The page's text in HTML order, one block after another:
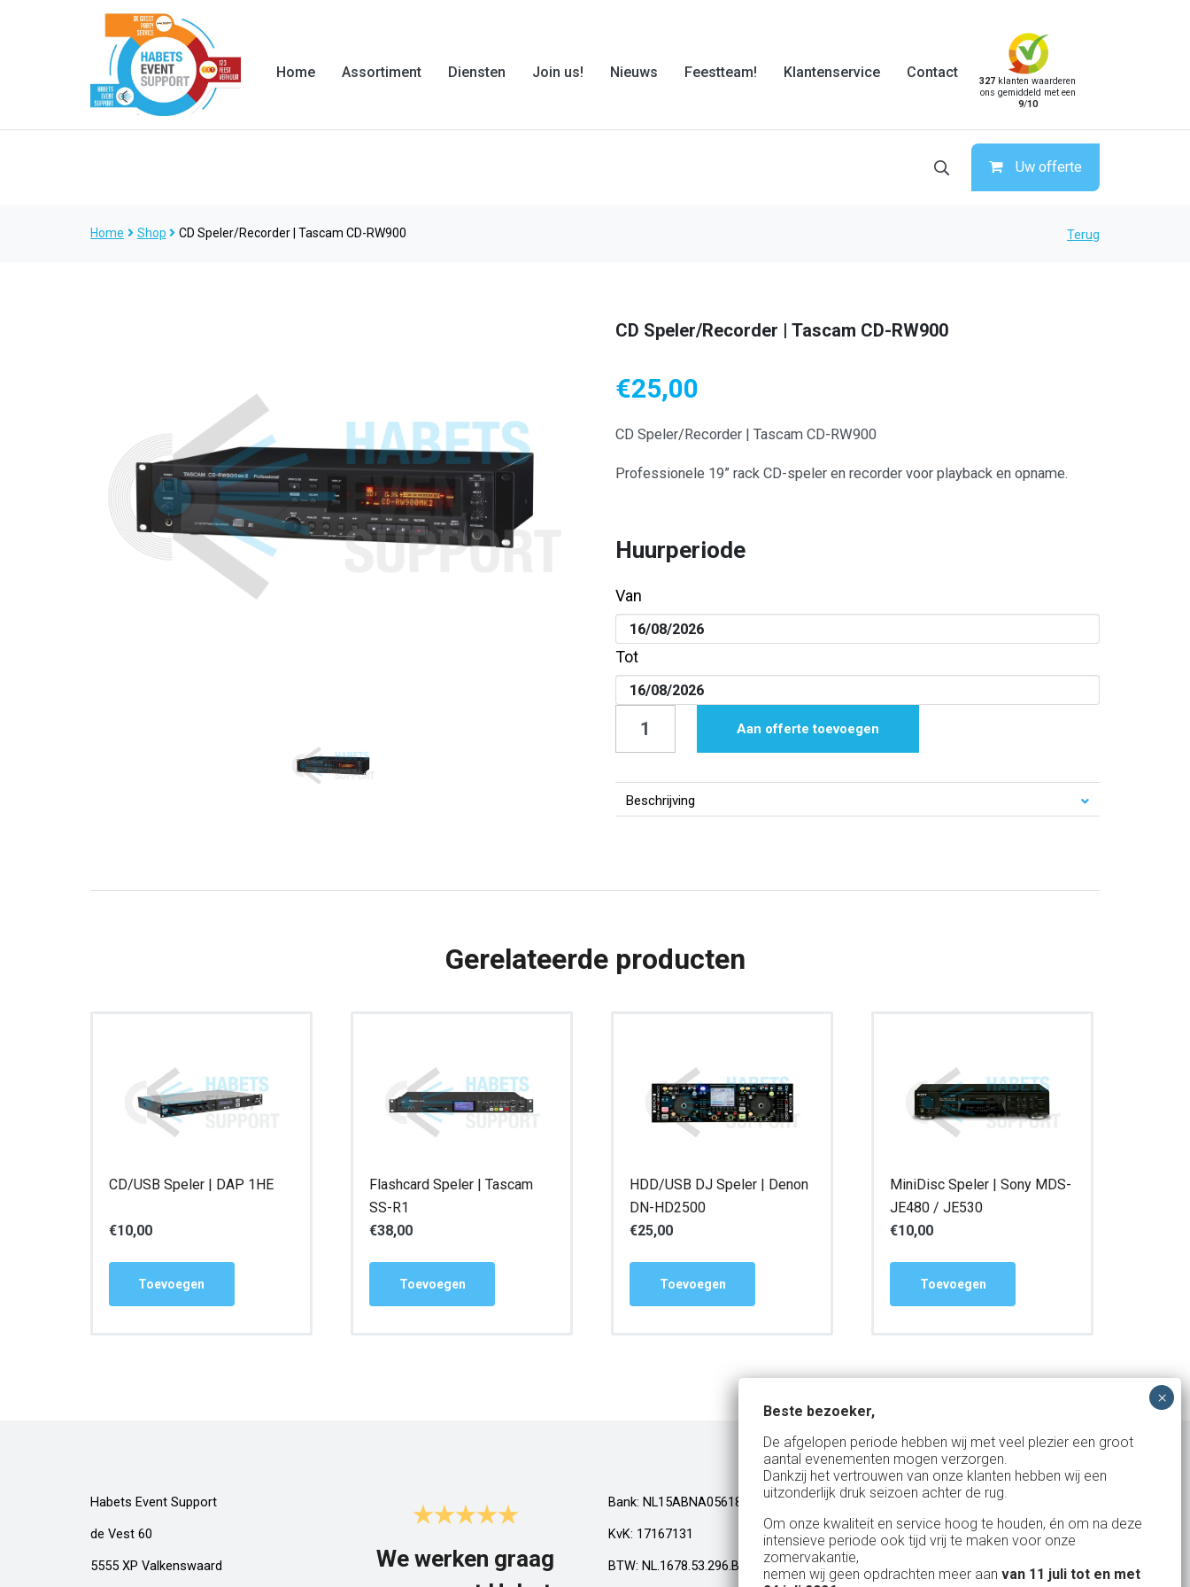
Home Assortiment Diensten Join us! Nieuws Feestteam! Klantenservice Contact
327 klanten waarderen
ons gemiddeld met een
9/10
Uw offerte
Home Shop CD Speler/Recorder | Tascam CD-RW900 Terug
CD Speler/Recorder | Tascam CD-RW900
€25,00
CD Speler/Recorder | Tascam CD-RW900
Professionele 19” rack CD-speler en recorder voor playback en opname.
Huurperiode
Van
Tot
Tascam
Aan offerte toevoegen
Beschrijving
Gerelateerde producten
CD/USB Speler | DAP 1HE
€10,00
Toevoegen
Flashcard Speler | Tascam
SS-R1
€38,00
Toevoegen
HDD/USB DJ Speler | Denon
DN-HD2500
€25,00
Toevoegen
MiniDisc Speler | Sony MDS-
JE480 / JE530
€10,00
Toevoegen
Habets Event Support
de Vest 60
5555 XP Valkenswaard
We werken graag
Top!
Bank: NL15ABNA0561810710
KvK: 17167131
BTW: NL.1678.53.296.B01
Uw partner in:
Evenementen verhuur
Beste bezoeker,
De afgelopen periode hebben wij met veel plezier een groot
aantal evenementen mogen verzorgen.
Dankzij het vertrouwen van onze klanten hebben wij een
uitzonderlijk druk seizoen achter de rug.
Om onze kwaliteit en service hoog te houden, én om na deze
intensieve periode ook tijd vrij te maken voor onze
zomervakantie,
nemen wij geen opdrachten meer aan van 11 juli tot en met